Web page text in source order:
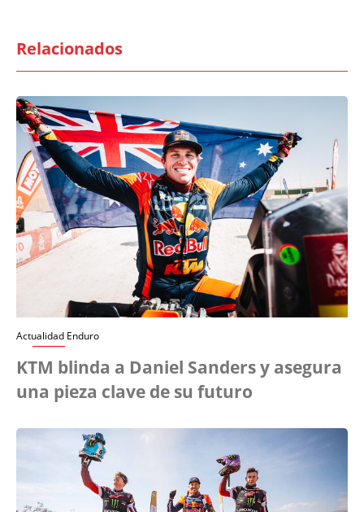
Relacionados
Actualidad Enduro
KTM blinda a Daniel Sanders y asegura
una pieza clave de su futuro